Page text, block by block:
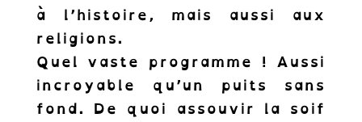
à l’histoire, mais aussi aux
religions.
Quel vaste programme ! Aussi
incroyable qu’un puits sans
fond. De quoi assouvir la soif